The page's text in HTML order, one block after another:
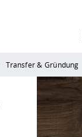
Transfer & Gründung